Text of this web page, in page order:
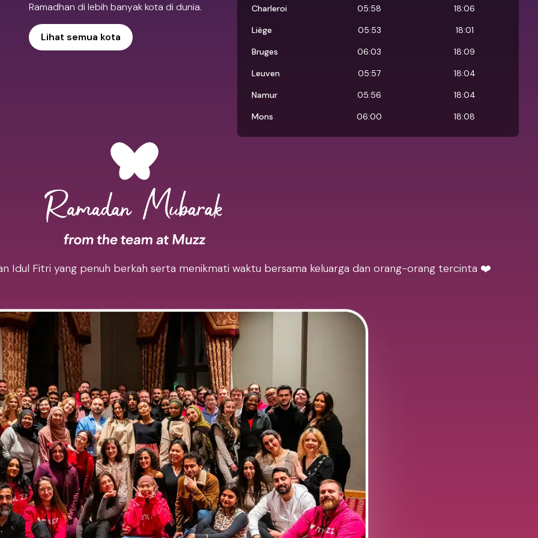
Ramadhan di lebih banyak kota di dunia.
Lihat semua kota
Charleroi
05:58
18:06
Liège
05:53
18:01
Bruges
06:03
18:09
Leuven
05:57
18:04
Namur
05:56
18:04
Mons
06:00 18:08
Idul Fitri yang penuh berkah serta menikmati waktu bersama keluarga dan orang-orang tercinta ❤️